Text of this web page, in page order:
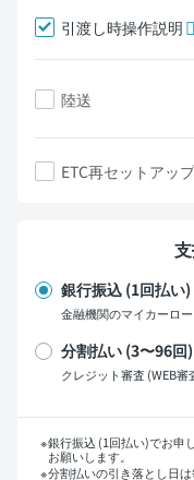
引渡し時操作説明
陸送
ETC再セットアップ
銀行振込 (1回払い)
金融機関のマイカーロ
分割払い (3〜96回)
クレジット審査 (WEB審
支払い回数
銀行振込 (1回払い)でお申
お願いします。
分割払いの引き落とし日は